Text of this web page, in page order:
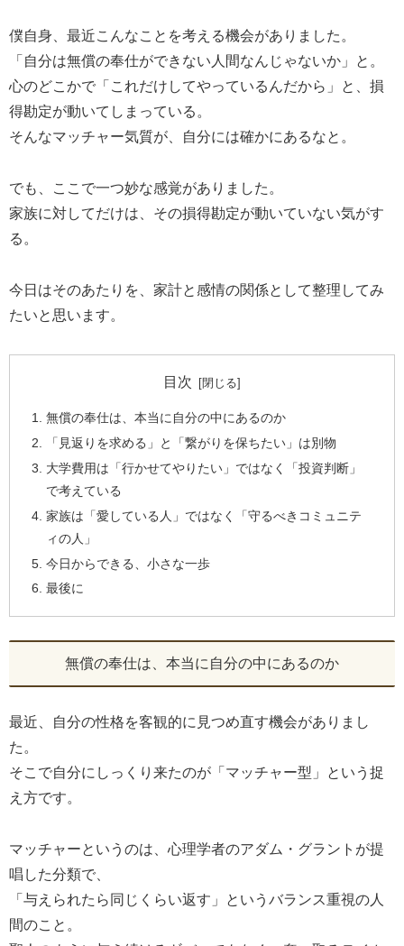
僕自身、最近こんなことを考える機会がありました。
「自分は無償の奉仕ができない人間なんじゃないか」と。
心のどこかで「これだけしてやっているんだから」と、損
得勘定が動いてしまっている。
そんなマッチャー気質が、自分には確かにあるなと。
でも、ここで一つ妙な感覚がありました。
家族に対してだけは、その損得勘定が動いていない気がす
る。
今日はそのあたりを、家計と感情の関係として整理してみ
たいと思います。
目次
無償の奉仕は、本当に自分の中にあるのか
「見返りを求める」と「繋がりを保ちたい」は別物
大学費用は「行かせてやりたい」ではなく「投資判断」
で考えている
家族は「愛している人」ではなく「守るべきコミュニテ
ィの人」
今日からできる、小さな一歩
最後に
無償の奉仕は、本当に自分の中にあるのか
最近、自分の性格を客観的に見つめ直す機会がありまし
た。
そこで自分にしっくり来たのが「マッチャー型」という捉
え方です。
マッチャーというのは、心理学者のアダム・グラントが提
唱した分類で、
「与えられたら同じくらい返す」というバランス重視の人
間のこと。